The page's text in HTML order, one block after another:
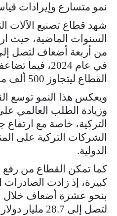
نمو متسارع وإيرادات
شهد قطاع تصنيع الآلات
السنوات الماضية، حيث
في عام 2024،
القطاع ليتجاوز 500 ألف موظف.
ويعكس هذا النمو توسع
وزيادة الطلب العالمي
التركية، خاصة مع ارتفاع
الشركات التركية على
الدولية.
كما تمكن القطاع من رفع
كبيرة، إذ زادت الصادرات
بنحو عشرة أضعاف خلال